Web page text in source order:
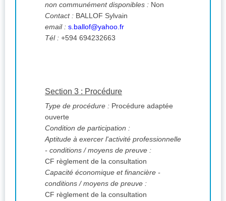
non communément disponibles : Non
Contact : BALLOF Sylvain
email : s.ballof@yahoo.fr
Tél : +594 694232663
Section 3 : Procédure
Type de procédure : Procédure adaptée
ouverte
Condition de participation :
Aptitude à exercer l'activité professionnelle
- conditions / moyens de preuve :
CF règlement de la consultation
Capacité économique et financière -
conditions / moyens de preuve :
CF règlement de la consultation